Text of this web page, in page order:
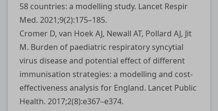
58 countries: a modelling study. Lancet Respir
Med. 2021;9(2):175–185.
Cromer D, van Hoek AJ, Newall AT, Pollard AJ, Jit
M. Burden of paediatric respiratory syncytial
virus disease and potential effect of different
immunisation strategies: a modelling and cost-
effectiveness analysis for England. Lancet Public
Health. 2017;2(8):e367–e374.